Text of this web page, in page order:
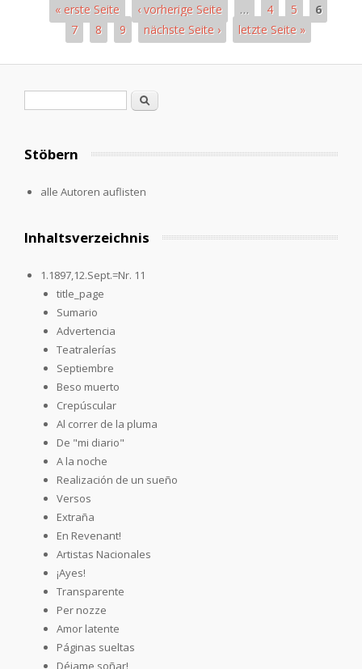
« erste Seite ‹ vorherige Seite … 4 5
6
7
8 9 nächste Seite › letzte Seite »
Search
Stöbern
alle Autoren auflisten
Inhaltsverzeichnis
1.1897,12.Sept.=Nr. 11
title_page
Sumario
Advertencia
Teatralerías
Septiembre
Beso muerto
Crepúscular
Al correr de la pluma
De "mi diario"
A la noche
Realización de un sueño
Versos
Extraña
En Revenant!
Artistas Nacionales
¡Ayes!
Transparente
Per nozze
Amor latente
Páginas sueltas
Déjame soñar!